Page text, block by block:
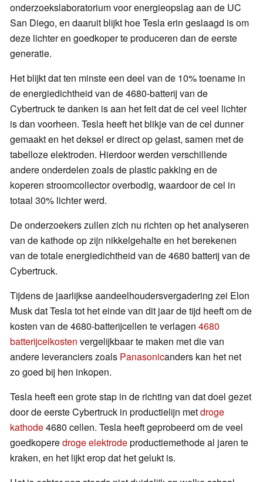
onderzoekslaboratorium voor energieopslag aan de UC
San Diego, en daaruit blijkt hoe Tesla erin geslaagd is om
deze lichter en goedkoper te produceren dan de eerste
generatie.
Het blijkt dat ten minste een deel van de 10% toename in
de energiedichtheid van de 4680-batterij van de
Cybertruck te danken is aan het feit dat de cel veel lichter
is dan voorheen. Tesla heeft het blikje van de cel dunner
gemaakt en het deksel er direct op gelast, samen met de
tabelloze elektroden. Hierdoor werden verschillende
andere onderdelen zoals de plastic pakking en de
koperen stroomcollector overbodig, waardoor de cel in
totaal 30% lichter werd.
De onderzoekers zullen zich nu richten op het analyseren
van de kathode op zijn nikkelgehalte en het berekenen
van de totale energiedichtheid van de 4680 batterij van de
Cybertruck.
Tijdens de jaarlijkse aandeelhoudersvergadering zei Elon
Musk dat Tesla tot het einde van dit jaar de tijd heeft om de
kosten van de 4680-batterijcellen te verlagen 4680
batterijcelkosten vergelijkbaar te maken met die van
andere leveranciers zoals Panasonicanders kan het net
zo goed bij hen inkopen.
Tesla heeft een grote stap in de richting van dat doel gezet
door de eerste Cybertruck in productielijn metdroge
kathode4680 cellen. Tesla heeft geprobeerd om de veel
goedkoperedroge elektrodeproductiemethode al jaren te
kraken, en het lijkt erop dat het gelukt is.